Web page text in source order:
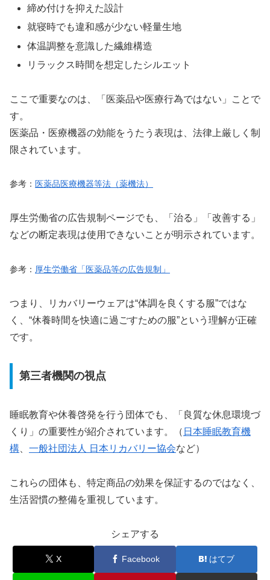
締め付けを抑えた設計
就寝時でも違和感が少ない軽量生地
体温調整を意識した繊維構造
リラックス時間を想定したシルエット
ここで重要なのは、「医薬品や医療行為ではない」ことで
す。
医薬品・医療機器の効能をうたう表現は、法律上厳しく制
限されています。
参考： 医薬品医療機器等法（薬機法）
厚生労働省の広告規制ページでも、「治る」「改善する」
などの断定表現は使用できないことが明示されています。
参考： 厚生労働省「医薬品等の広告規制」
つまり、リカバリーウェアは“体調を良くする服”ではな
く、“休養時間を快適に過ごすための服”という理解が正確
です。
第三者機関の視点
睡眠教育や休養啓発を行う団体でも、「良質な休息環境づ
くり」の重要性が紹介されています。（ 日本睡眠教育機
構
一般社団法人 日本リカバリー協会など）
これらの団体も、特定商品の効果を保証するのではなく、
生活習慣の整備を重視しています。
シェアする
X Facebook はてブ